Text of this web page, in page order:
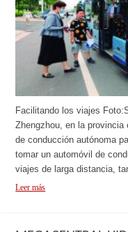
Facilitando los viajes
Zhengzhou, en la provincia
de conducción autónoma
tomar un automóvil de
viajes de larga distancia,
Leer más